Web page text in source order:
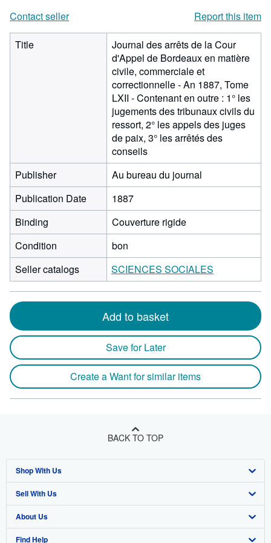
Contact seller
Report this item
Title
Journal des arrêts de la Cour
d'Appel de Bordeaux en matière
civile, commerciale et
correctionnelle - An 1887, Tome
LXII - Contenant en outre : 1° les
jugements des tribunaux civils du
ressort, 2° les appels des juges
de paix, 3° les arrêtés des
conseils
Publisher
Au bureau du journal
Publication Date
1887
Binding
Couverture rigide
Condition
bon
Seller catalogs
SCIENCES SOCIALES
Add to basket
Save for Later
Create a Want for similar items
BACK TO TOP
Shop With Us
Advanced Search
Browse Collections
My Account
Sell With Us
Start Selling
Join Our Affiliate Program
About Us
About AbeBooks
Find Help